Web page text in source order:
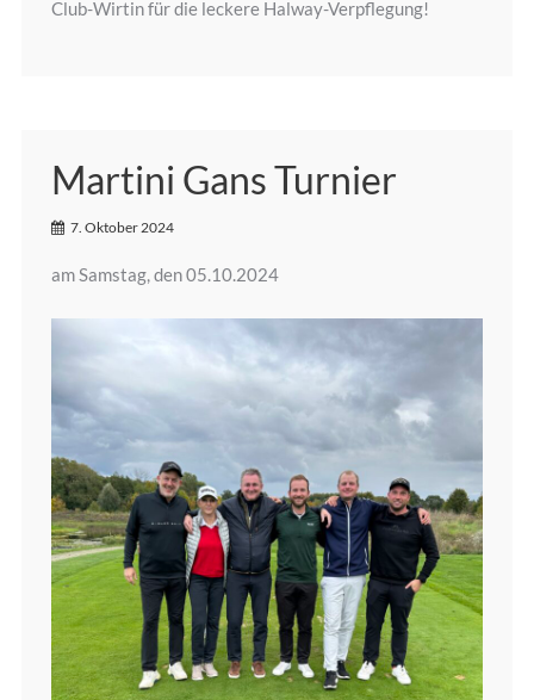
Club-Wirtin für die leckere Halway-Verpflegung!
Martini Gans Turnier
7. Oktober 2024
am Samstag, den 05.10.2024